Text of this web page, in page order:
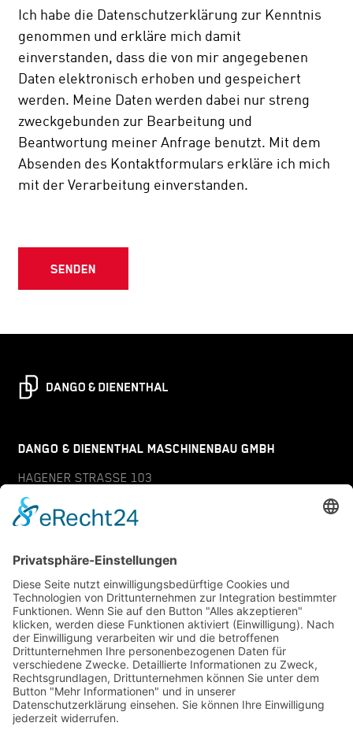
Ich habe die Datenschutzerklärung zur Kenntnis
genommen und erkläre mich damit
einverstanden, dass die von mir angegebenen
Daten elektronisch erhoben und gespeichert
werden. Meine Daten werden dabei nur streng
zweckgebunden zur Bearbeitung und
Beantwortung meiner Anfrage benutzt. Mit dem
Absenden des Kontaktformulars erkläre ich mich
mit der Verarbeitung einverstanden.
SENDEN
SERVICE
PROJEKTANFRAGE
ANSPRECHPARTNER
DANGO & DIENENTHAL MASCHINENBAU GMBH
HAGENER STRASSE 103
GERMANY